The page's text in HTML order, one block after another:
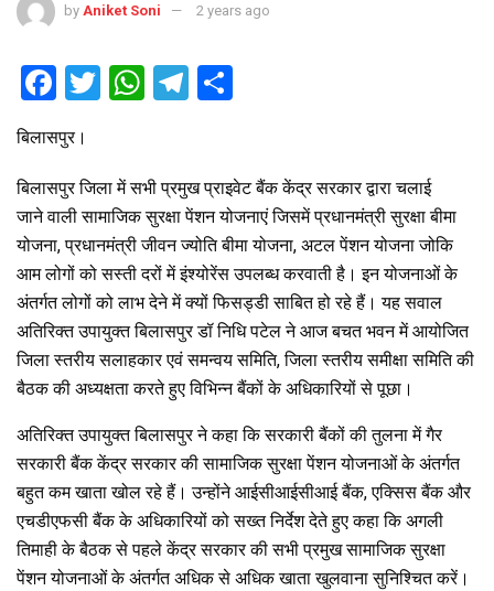
by Aniket Soni 2 years ago
F
ce
b
o
o
k
T
er
W
s
A
p
p
T
gr
a
m
e
बिलासपुर।
बिलासपुर जिला में सभी प्रमुख प्राइवेट बैंक केंद्र सरकार द्वारा चलाई
जाने वाली सामाजिक सुरक्षा पेंशन योजनाएं जिसमें प्रधानमंत्री सुरक्षा बीमा
योजना, प्रधानमंत्री जीवन ज्योति बीमा योजना, अटल पेंशन योजना जोकि
आम लोगों को सस्ती दरों में इंश्योरेंस उपलब्ध करवाती है। इन योजनाओं के
अंतर्गत लोगों को लाभ देने में क्यों फिसड्डी साबित हो रहे हैं। यह सवाल
अतिरिक्त उपायुक्त बिलासपुर डॉ निधि पटेल ने आज बचत भवन में आयोजित
जिला स्तरीय सलाहकार एवं समन्वय समिति, जिला स्तरीय समीक्षा समिति की
बैठक की अध्यक्षता करते हुए विभिन्न बैंकों के अधिकारियों से पूछा।
अतिरिक्त उपायुक्त बिलासपुर ने कहा कि सरकारी बैंकों की तुलना में गैर
सरकारी बैंक केंद्र सरकार की सामाजिक सुरक्षा पेंशन योजनाओं के अंतर्गत
बहुत कम खाता खोल रहे हैं। उन्होंने आईसीआईसीआई बैंक, एक्सिस बैंक और
एचडीएफसी बैंक के अधिकारियों को सख्त निर्देश देते हुए कहा कि अगली
तिमाही के बैठक से पहले केंद्र सरकार की सभी प्रमुख सामाजिक सुरक्षा
पेंशन योजनाओं के अंतर्गत अधिक से अधिक खाता खुलवाना सुनिश्चित करें।